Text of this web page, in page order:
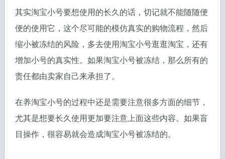
其实淘宝小号要想使用的长久的话，切记就不能随随便
便的使用它，这个尽可能的模仿真实的购物流程，然后
缩小被冻结的风险，多去使用淘宝小号逛逛淘宝，还有
增加小号的真实性。如果淘宝小号被冻结，那么所有的
责任都由卖家自己来承担了。
在养淘宝小号的过程中还是需要注意很多方面的细节，
尤其是想要长久使用更加要注意上面这些内容。如果盲
目操作，很容易就会造成淘宝小号被冻结的。